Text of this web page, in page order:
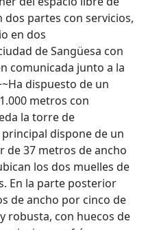
dos partes con servicios,
en dos
de Sangüesa con
comunicada junto a la
dispuesto de un
metros con
la torre de
dispone de un
de 37 metros de ancho
los dos muelles de
En la parte posterior
de ancho por cinco de
robusta, con huecos de